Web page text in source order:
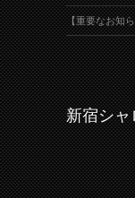
【重要なお知
新宿シャ